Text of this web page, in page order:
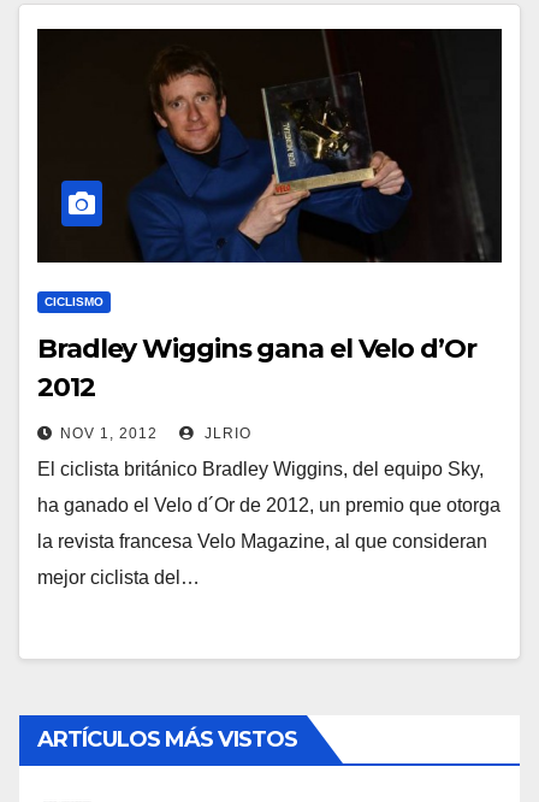
CICLISMO
Bradley Wiggins gana el Velo d’Or
2012
NOV 1, 2012 JLRIO
El ciclista británico Bradley Wiggins, del equipo Sky,
ha ganado el Velo d´Or de 2012, un premio que otorga
la revista francesa Velo Magazine, al que consideran
mejor ciclista del…
ARTÍCULOS MÁS VISTOS